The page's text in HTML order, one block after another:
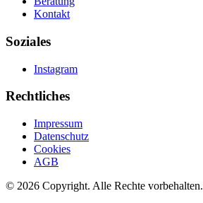
Kontakt
Soziales
Instagram
Rechtliches
Impressum
Datenschutz
Cookies
AGB
© 2026 Copyright. Alle Rechte vorbehalten.